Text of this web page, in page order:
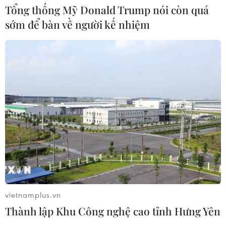
NSND Trịnh Thúy Mùi tái đắc cử Chủ
tịch Hội Nghệ sỹ Sân khấu Việt Nam
Xem thêm
CƠ QUAN CHỦ QUẢN: THÔNG TẤN XÃ VIỆT NAM
Tổng Biên tập: TRẦN TIẾN DUẨN
Phó Tổng Biên tập: NGUYỄN THỊ TÁM, KHÚC THANH
Tổng thống Mỹ Donald Trump nói còn quá
sớm để bàn về người kế nhiệm
vietnamplus.vn
Thành lập Khu Công nghệ cao tỉnh Hưng Yên